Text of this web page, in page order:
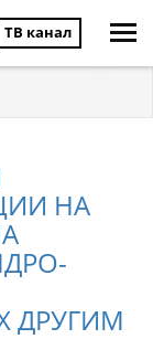
ТВ канал
НА
ДРУГИМ